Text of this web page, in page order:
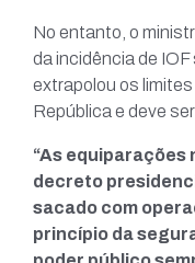
No entanto, o
da incidência de
extrapolou os
República e deve
“As equiparações
decreto
sacado com
princípio da